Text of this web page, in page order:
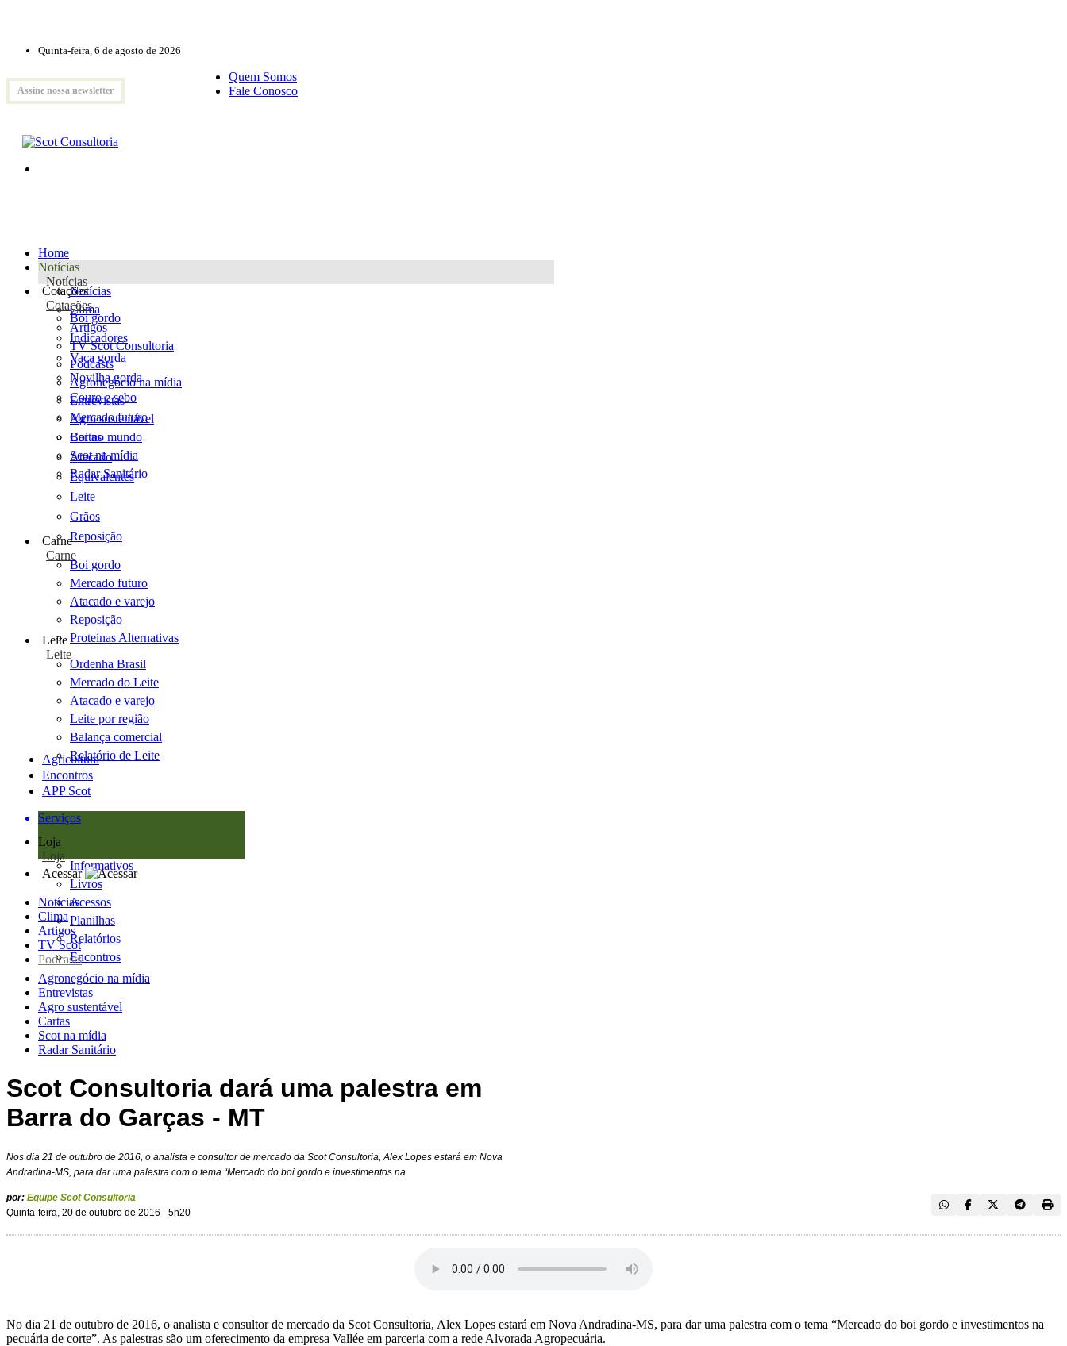
Quinta-feira, 6 de agosto de 2026
Assine nossa newsletter
Quem Somos
Fale Conosco
Home
Notícias
Notícias
Notícias
Clima
Artigos
TV Scot Consultoria
Podcasts
Agronegócio na mídia
Entrevistas
Agro sustentável
Cartas
Scot na mídia
Radar Sanitário
Cotações
Cotações
Boi gordo
Indicadores
Vaca gorda
Novilha gorda
Couro e sebo
Mercado futuro
Boi no mundo
Atacado
Equivalentes
Leite
Grãos
Reposição
Carne
Carne
Boi gordo
Mercado futuro
Atacado e varejo
Reposição
Proteínas Alternativas
Leite
Leite
Ordenha Brasil
Mercado do Leite
Atacado e varejo
Leite por região
Balança comercial
Relatório de Leite
Agricultura
Encontros
APP Scot
Serviços
Loja
Loja
Informativos
Livros
Acessos
Planilhas
Relatórios
Encontros
Acessar
Notícias
Clima
Artigos
TV Scot
Podcasts
Agronegócio na mídia
Entrevistas
Agro sustentável
Cartas
Scot na mídia
Radar Sanitário
Scot Consultoria dará uma palestra em
Barra do Garças - MT
Nos dia 21 de outubro de 2016, o analista e consultor de mercado da Scot Consultoria, Alex Lopes estará em Nova
Andradina-MS, para dar uma palestra com o tema “Mercado do boi gordo e investimentos na
por: Equipe Scot Consultoria
Quinta-feira, 20 de outubro de 2016 - 5h20
No dia 21 de outubro de 2016, o analista e consultor de mercado da Scot Consultoria, Alex Lopes estará em Nova Andradina-MS, para dar uma palestra com o tema “Mercado do boi gordo e investimentos na
pecuária de corte”. As palestras são um oferecimento da empresa Vallée em parceria com a rede Alvorada Agropecuária.